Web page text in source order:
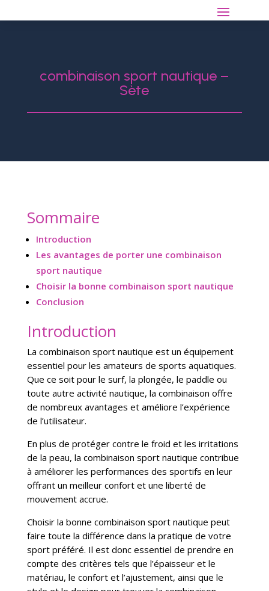
combinaison sport nautique –
Sète
Sommaire
Introduction
Les avantages de porter une combinaison
sport nautique
Choisir la bonne combinaison sport nautique
Conclusion
Introduction
La combinaison sport nautique est un équipement
essentiel pour les amateurs de sports aquatiques.
Que ce soit pour le surf, la plongée, le paddle ou
toute autre activité nautique, la combinaison offre
de nombreux avantages et améliore l’expérience
de l’utilisateur.
En plus de protéger contre le froid et les irritations
de la peau, la combinaison sport nautique contribue
à améliorer les performances des sportifs en leur
offrant un meilleur confort et une liberté de
mouvement accrue.
Choisir la bonne combinaison sport nautique peut
faire toute la différence dans la pratique de votre
sport préféré. Il est donc essentiel de prendre en
compte des critères tels que l’épaisseur et le
matériau, le confort et l’ajustement, ainsi que le